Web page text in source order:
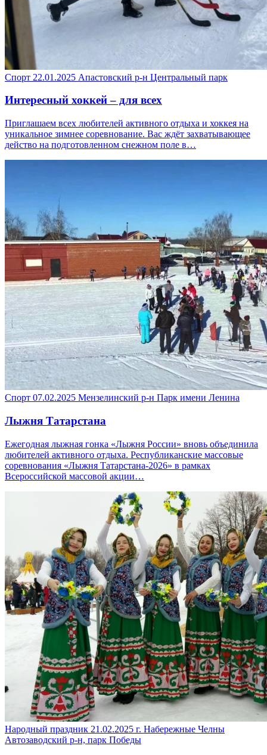
Спорт 22.01.2025 Апастовский р-н Центральный парк
Интересный хоккей – для всех
Приглашаем всех любителей активного отдыха и хоккея на
уникальное зимнее соревнование. Вас ждёт захватывающее
действо на подготовленном снежном поле в…
Спорт 07.02.2025 Мензелинский р-н Парк имени Ленина
Лыжня Татарстана
Ежегодная лыжная гонка «Лыжня России» вновь объединила
любителей активного отдыха. Республиканские массовые
соревнования «Лыжня Татарстана-2026» в рамках
Всероссийской массовой акции…
Народный праздник 21.02.2025 г. Набережные Челны
Автозаводский р-н, парк Победы